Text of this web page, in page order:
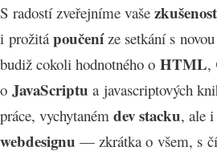
S radostí zveřejníme vaše
i prožitápoučeníze setkání s
budiž cokoli hodnotného o HTML,
o JavaScriptu a javascriptových
práce, vychytaném dev stacku, ale
webdesignu — zkrátka o všem, s